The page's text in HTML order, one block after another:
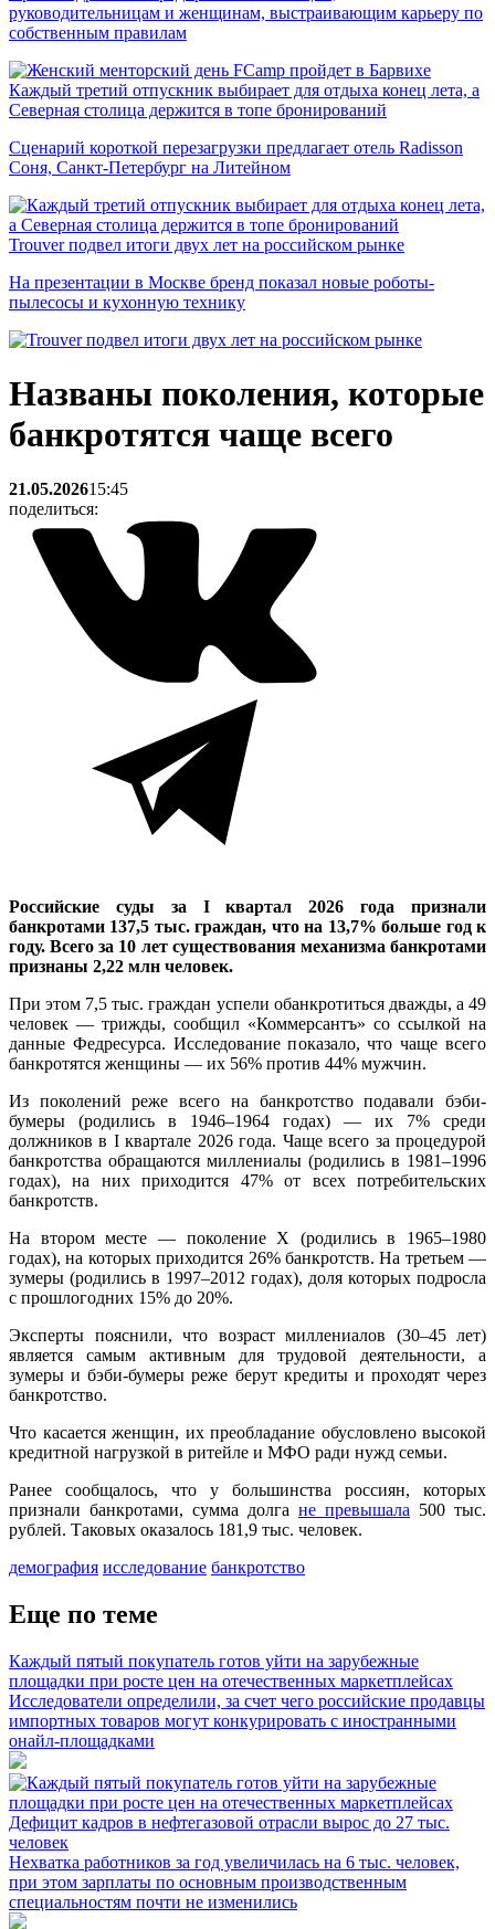
руководительницам и женщинам, выстраивающим карьеру по
собственным правилам
Каждый третий отпускник выбирает для отдыха конец лета, а
Северная столица держится в топе бронирований
Сценарий короткой перезагрузки предлагает отель Radisson
Соня, Санкт-Петербург на Литейном
Trouver подвел итоги двух лет на российском рынке
На презентации в Москве бренд показал новые роботы-
пылесосы и кухонную технику
Названы поколения, которые
банкротятся чаще всего
21.05.202615:45
поделиться:
Российские суды за I квартал 2026 года признали
банкротами 137,5 тыс. граждан, что на 13,7% больше год к
году. Всего за 10 лет существования механизма банкротами
признаны 2,22 млн человек.
При этом 7,5 тыс. граждан успели обанкротиться дважды, а 49
человек — трижды, сообщил «Коммерсантъ» со ссылкой на
данные Федресурса. Исследование показало, что чаще всего
банкротятся женщины — их 56% против 44% мужчин.
Из поколений реже всего на банкротство подавали бэби-
бумеры (родились в 1946–1964 годах) — их 7% среди
должников в I квартале 2026 года. Чаще всего за процедурой
банкротства обращаются миллениалы (родились в 1981–1996
годах), на них приходится 47% от всех потребительских
банкротств.
На втором месте — поколение X (родились в 1965–1980
годах), на которых приходится 26% банкротств. На третьем —
зумеры (родились в 1997–2012 годах), доля которых подросла
с прошлогодних 15% до 20%.
Эксперты пояснили, что возраст миллениалов (30–45 лет)
является самым активным для трудовой деятельности, а
зумеры и бэби-бумеры реже берут кредиты и проходят через
банкротство.
Что касается женщин, их преобладание обусловлено высокой
кредитной нагрузкой в ритейле и МФО ради нужд семьи.
Ранее сообщалось, что у большинства россиян, которых
признали банкротами, сумма долга не превышала 500 тыс.
рублей. Таковых оказалось 181,9 тыс. человек.
демография исследование банкротство
Еще по теме
Каждый пятый покупатель готов уйти на зарубежные
площадки при росте цен на отечественных маркетплейсах
Исследователи определили, за счет чего российские продавцы
импортных товаров могут конкурировать с иностранными
онайл-площадками
Дефицит кадров в нефтегазовой отрасли вырос до 27 тыс.
человек
Нехватка работников за год увеличилась на 6 тыс. человек,
при этом зарплаты по основным производственным
специальностям почти не изменились